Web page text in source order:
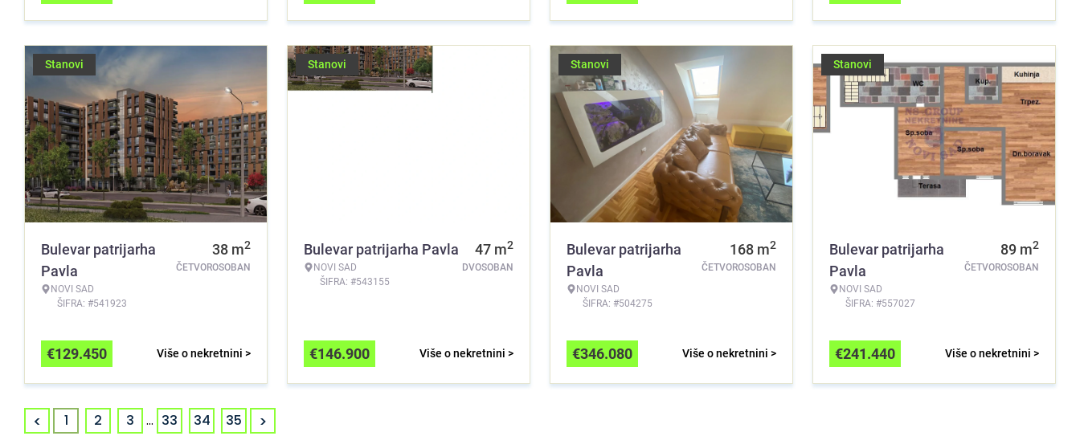
Stanovi
Bulevar patrijarha
Pavla
NOVI SAD
ŠIFRA: #541923
38 m2
ČETVOROSOBAN
Više o nekretnini >
€129.450
Stanovi
Bulevar patrijarha Pavla
NOVI SAD
ŠIFRA: #543155
47 m2
DVOSOBAN
Više o nekretnini >
€146.900
Stanovi
Bulevar patrijarha
Pavla
NOVI SAD
ŠIFRA: #504275
168 m2
ČETVOROSOBAN
Više o nekretnini >
€346.080
Stanovi
Bulevar patrijarha
Pavla
NOVI SAD
ŠIFRA: #557027
89 m2
ČETVOROSOBAN
Više o nekretnini >
€241.440
< 1 2 3 ... 33 34 35 >